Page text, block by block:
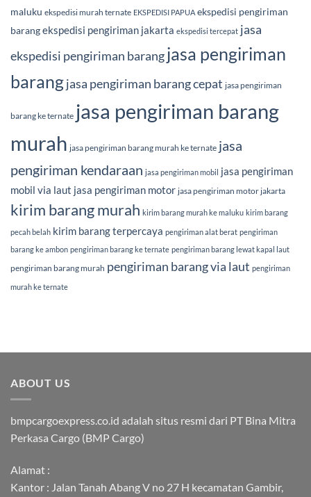
maluku ekspedisi murah ternate EKSPEDISI PAPUA ekspedisi pengiriman
barangekspedisi pengiriman jakarta ekspedisi tercepat jasa
ekspedisi pengiriman barangjasa pengiriman
barangjasa pengiriman barang cepat jasa pengiriman
barang ke ternate jasa pengiriman barang
murah jasa pengiriman barang murah ke ternate jasa
pengiriman kendaraan jasa pengiriman mobil jasa pengiriman
mobil via laut jasa pengiriman motor jasa pengiriman motor jakarta
kirim barang murah kirim barang murah ke maluku kirim barang
pecah belah kirim barang terpercaya pengiriman alat berat pengiriman
barang ke ambon pengiriman barang ke ternate pengiriman barang lewat kapal laut
pengiriman barang murah pengiriman barang via laut pengiriman
murah ke ternate
ABOUT US
bmpcargoexpress.co.id adalah situs resmi dari PT Bina Mitra
Perkasa Cargo (BMP Cargo)
Alamat :
Kantor : Jalan Tanah Abang V no 27 H kecamatan Gambir,